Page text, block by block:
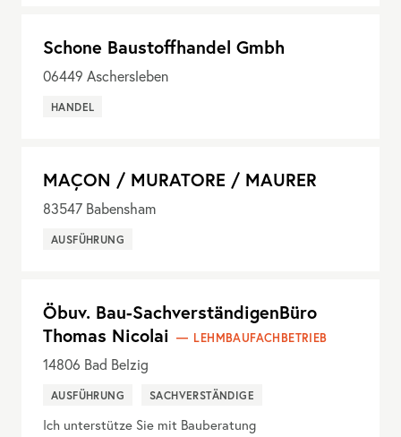
Schone Baustoffhandel Gmbh
06449 Aschersleben
HANDEL
MAÇON / MURATORE / MAURER
83547 Babensham
AUSFÜHRUNG
Öbuv. Bau-SachverständigenBüro
Thomas Nicolai
LEHMBAUFACHBETRIEB
14806 Bad Belzig
AUSFÜHRUNG SACHVERSTÄNDIGE
Ich unterstütze Sie mit Bauberatung